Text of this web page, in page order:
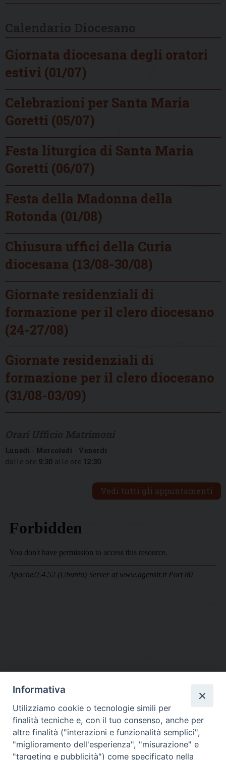
Giornata diocesana degli oratori
estivi (01/07)
Celebrazioni per Santa Maria
Goretti (05/07)
Festa liturgica di Santa Maria
Goretti (06/07)
Festa della Madonna della
Rotonda (01/08)
Chiusura uffici della Curia
diocesana (13/08-30/08)
Giornate residenziali di
formazione per il clero diocesano
(24-27/08)
Giornate residenziali di
formazione per il clero diocesano
(31/08-03/09)
Lunedì - Mercoledì - Venerdì
dalle ore 9:30 alle ore 12:30
Vedi tutti gli appuntamenti
DIOCESI SUBURBICARIA DI ALBANO
Contatti:Tel.: 06.93268401 - Fax.: 06.9323844
E-mail:curia@diocesidialbano.it
Orari: dal Lunedì al Venerdì Ore: 9:00 - 13:00
Informativa
Utilizziamo cookie o tecnologie simili per
finalità tecniche e, con il tuo consenso, anche per
altre finalità ("interazioni e funzionalità semplici",
"miglioramento dell'esperienza", "misurazione" e
"targeting e pubblicità") come specificato nella